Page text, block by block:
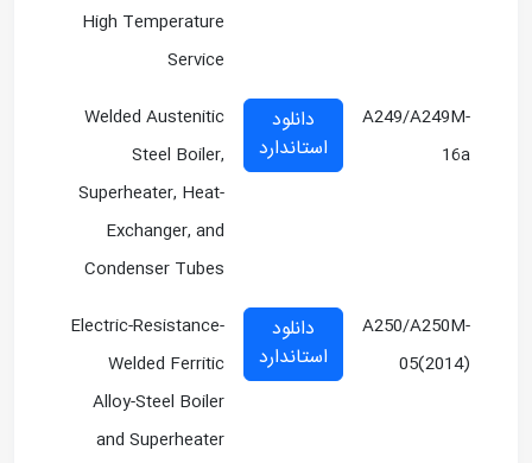
High Temperature
Service
A249/A249M-
16a
دانلود
استاندارد
Welded Austenitic
Steel Boiler,
Superheater, Heat-
Exchanger, and
Condenser Tubes
A250/A250M-
05(2014)
دانلود
استاندارد
Electric-Resistance-
Welded Ferritic
Alloy-Steel Boiler
and Superheater